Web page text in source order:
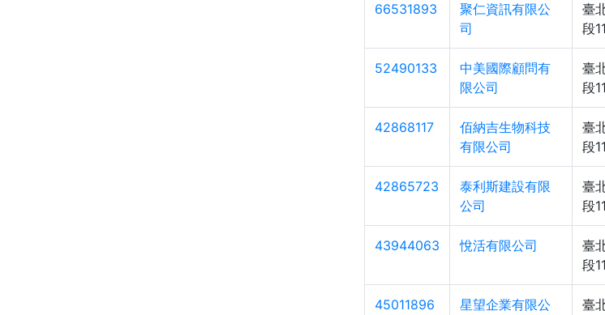
66531893
聚仁資訊有限公
司
臺
段
52490133
中美國際顧問有
限公司
臺
段
42868117
佰納吉生物科技
有限公司
臺
段
42865723
泰利斯建設有限
公司
臺
段
43944063 悅活有限公司
臺
段
45011896
星望企業有限公
臺